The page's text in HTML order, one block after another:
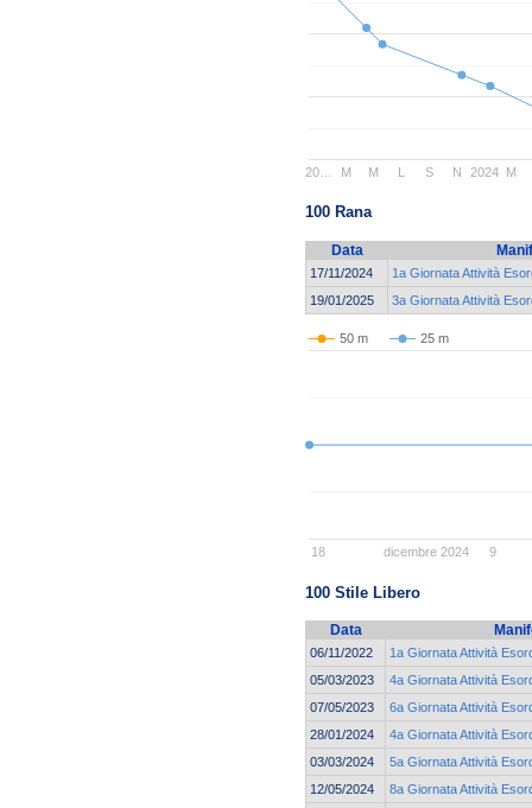
20… 2024
M M L S N M
100 Rana
Data
17/11/2024
1a Giornata Attività
19/01/2025
3a Giornata Attività
50 m 25 m
dicembre 2024
18 9
100 Stile Libero
Data
06/11/2022
1a Giornata Attività
05/03/2023
4a Giornata Attività
07/05/2023
6a Giornata Attività
28/01/2024
4a Giornata Attività
03/03/2024
5a Giornata Attività
12/05/2024
8a Giornata Attività